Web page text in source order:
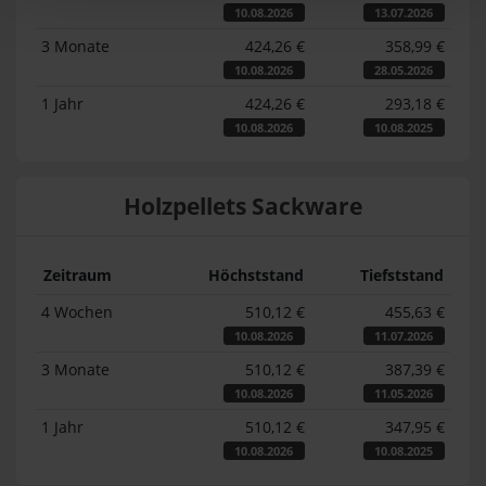
10.08.2026 13.07.2026
3 Monate 424,26 €
10.08.2026
358,99 €
28.05.2026
1 Jahr 424,26 €
10.08.2026
293,18 €
10.08.2025
Holzpellets Sackware
Zeitraum Höchststand
Tiefststand
4 Wochen
510,12 €
10.08.2026
455,63 €
11.07.2026
3 Monate 510,12 €
10.08.2026
387,39 €
11.05.2026
1 Jahr 510,12 €
10.08.2026
347,95 €
10.08.2025